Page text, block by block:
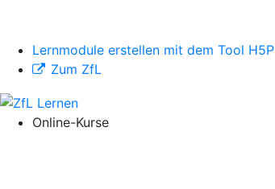
Lernmodule erstellen mit dem Tool H5P
Zum ZfL
Online-Kurse